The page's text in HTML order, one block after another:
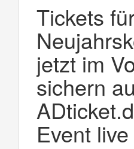
Tickets
jetzt im
sichern
Event